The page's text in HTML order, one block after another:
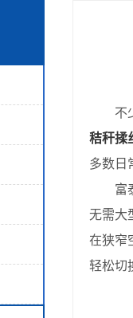
不少
秸秆揉
多数日
富泰
无需大
在狭窄
轻松切